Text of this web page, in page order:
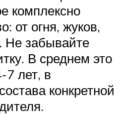
комплексно
от огня, жуков,
Не забывайте
В среднем это
7 лет, в
конкретной